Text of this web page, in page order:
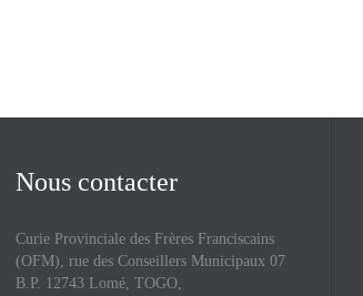
Nous contacter
Curie Provinciale des Frères Franciscains
(OFM), rue des Conseillers Municipaux 07
B.P. 12743 Lomé, TOGO,